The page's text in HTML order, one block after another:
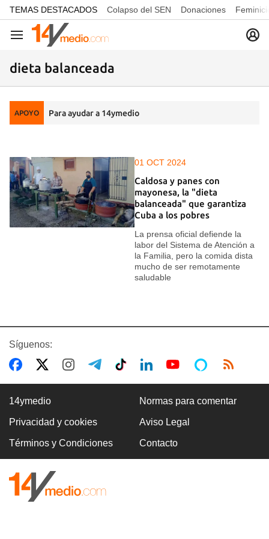
common.go-to-content
TEMAS DESTACADOS Colapso del SEN Donaciones
Navegación
dieta balanceada
APOYO Para ayudar a 14ymedio
01 OCT 2024
Caldosa y panes con
mayonesa, la "dieta
balanceada" que garantiza
Cuba a los pobres
La prensa oficial defiende la
labor del Sistema de Atención a
la Familia, pero la comida dista
mucho de ser remotamente
saludable
Síguenos:
14ymedio Normas para comentar
Privacidad y cookies Aviso Legal
Términos y Condiciones Contacto